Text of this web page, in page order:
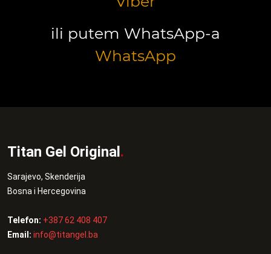
ili putem WhatsApp-a
WhatsApp
Titan Gel Original.
Sarajevo, Skenderija
Bosna i Hercegovina
Telefon: +387 62 408 407
Email: info@titangel.ba